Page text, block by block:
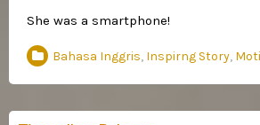
She was a smartphone!
Bahasa Inggris, Inspirng Story,